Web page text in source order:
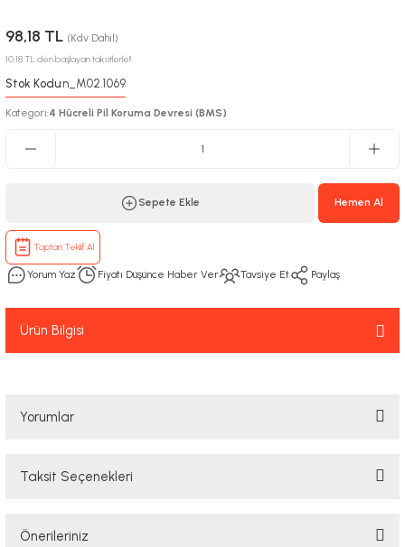
98,18 TL (Kdv Dahil)
10,18 TL den başlayan taksitlerle!!
Stok Kodu:n_M02.1069
Kategori:4 Hücreli Pil Koruma Devresi (BMS)
Sepete Ekle Hemen Al
Toptan Teklif Al
Yorum Yaz Fiyatı Düşünce Haber Ver Tavsiye Et Paylaş
Ürün Bilgisi
Yorumlar
Taksit Seçenekleri
Önerileriniz